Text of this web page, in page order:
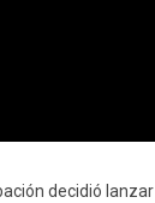
decidió lanzar